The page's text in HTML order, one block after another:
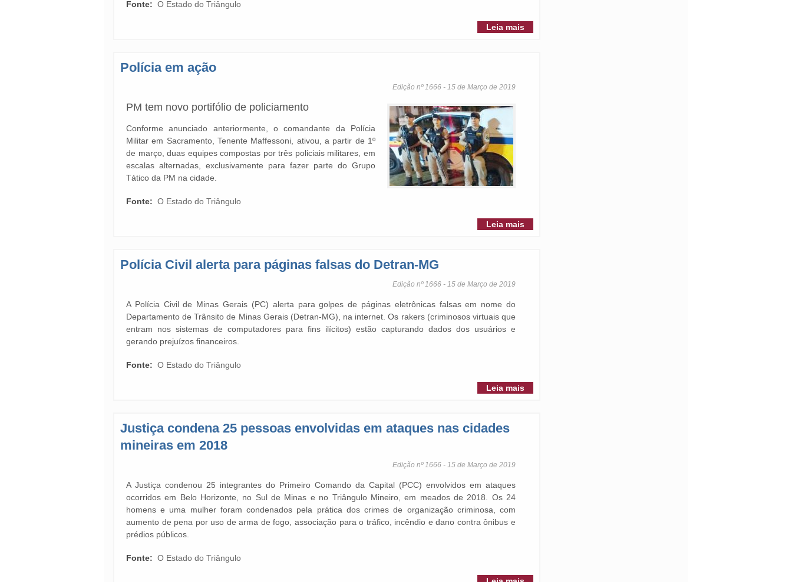
Fonte: O Estado do Triângulo
Leia mais
Polícia em ação
Edição nº 1666 - 15 de Março de 2019
PM tem novo portifólio de policiamento
Conforme anunciado anteriormente, o comandante da Polícia
Militar em Sacramento, Tenente Maffessoni, ativou, a partir de 1º
de março, duas equipes compostas por três policiais militares, em
escalas alternadas, exclusivamente para fazer parte do Grupo
Tático da PM na cidade.
Fonte: O Estado do Triângulo
Leia mais
Polícia Civil alerta para páginas falsas do Detran-MG
Edição nº 1666 - 15 de Março de 2019
A Polícia Civil de Minas Gerais (PC) alerta para golpes de páginas eletrônicas falsas em nome do
Departamento de Trânsito de Minas Gerais (Detran-MG), na internet. Os rakers (criminosos virtuais que
entram nos sistemas de computadores para fins ilícitos) estão capturando dados dos usuários e
gerando prejuízos financeiros.
Fonte: O Estado do Triângulo
Leia mais
Justiça condena 25 pessoas envolvidas em ataques nas cidades
mineiras em 2018
Edição nº 1666 - 15 de Março de 2019
A Justiça condenou 25 integrantes do Primeiro Comando da Capital (PCC) envolvidos em ataques
ocorridos em Belo Horizonte, no Sul de Minas e no Triângulo Mineiro, em meados de 2018. Os 24
homens e uma mulher foram condenados pela prática dos crimes de organização criminosa, com
aumento de pena por uso de arma de fogo, associação para o tráfico, incêndio e dano contra ônibus e
prédios públicos.
Fonte: O Estado do Triângulo